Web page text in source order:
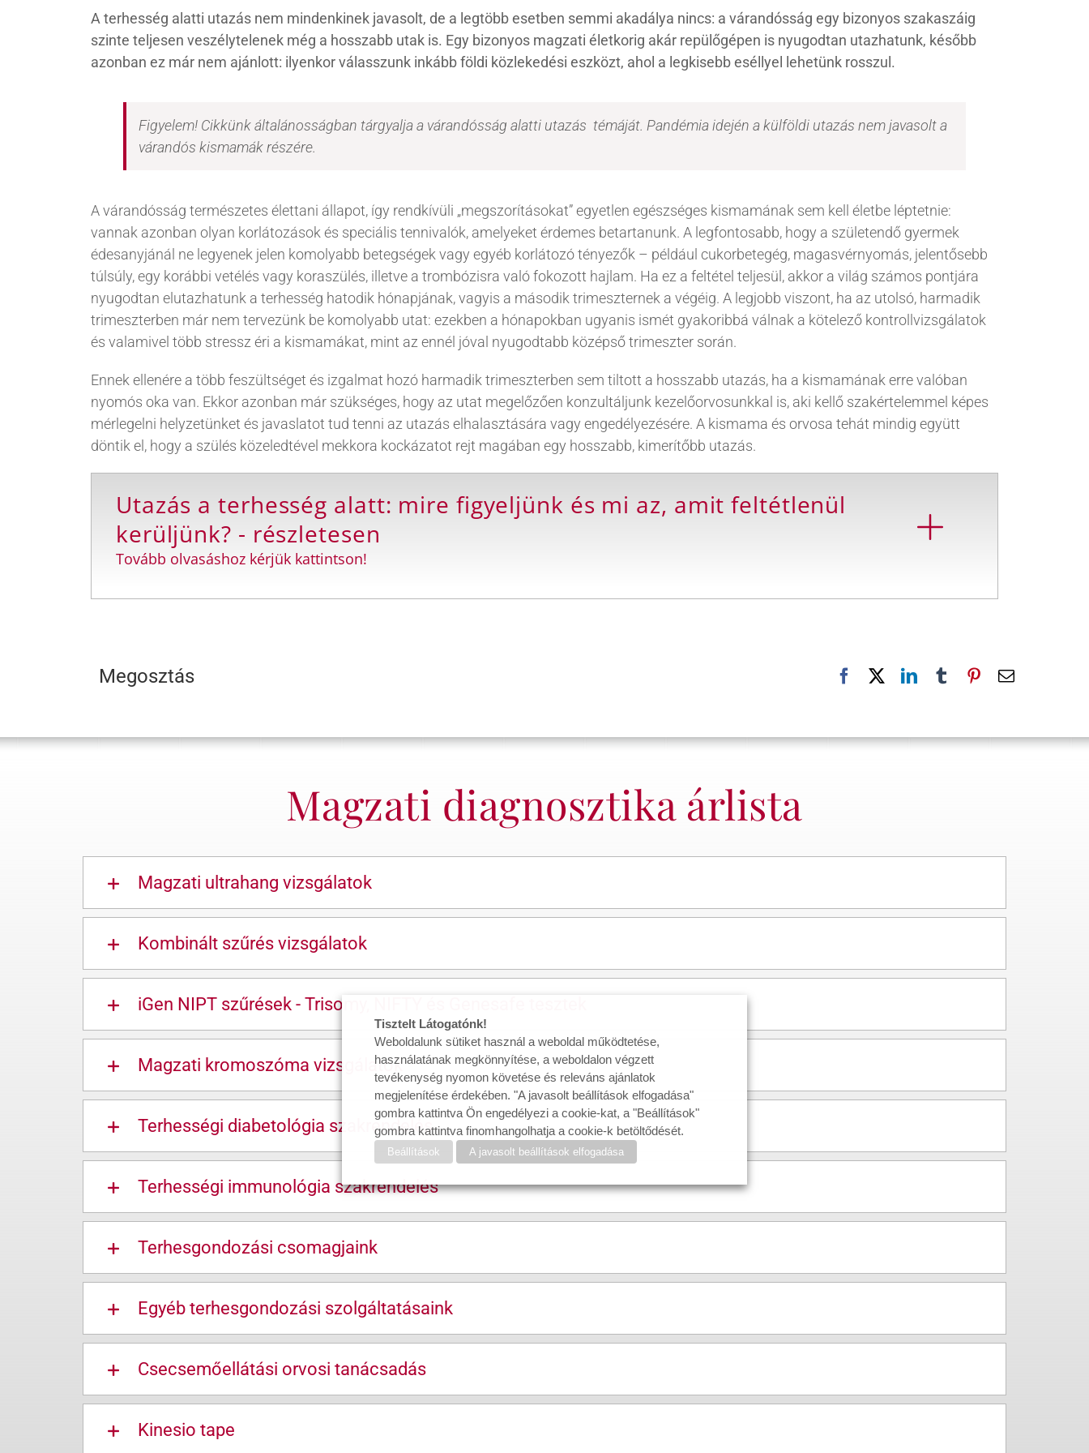
A terhesség alatti utazás nem mindenkinek javasolt, de a legtöbb esetben semmi akadálya nincs: a várandósság egy bizonyos szakaszáig
szinte teljesen veszélytelenek még a hosszabb utak is. Egy bizonyos magzati életkorig akár repülőgépen is nyugodtan utazhatunk, később
azonban ez már nem ajánlott: ilyenkor válasszunk inkább földi közlekedési eszközt, ahol a legkisebb eséllyel lehetünk rosszul.
Figyelem! Cikkünk általánosságban tárgyalja a várandósság alatti utazás témáját. Pandémia idején a külföldi utazás nem javasolt a
várandós kismamák részére.
A várandósság természetes élettani állapot, így rendkívüli „megszorításokat” egyetlen egészséges kismamának sem kell életbe léptetnie:
vannak azonban olyan korlátozások és speciális tennivalók, amelyeket érdemes betartanunk. A legfontosabb, hogy a születendő gyermek
édesanyjánál ne legyenek jelen komolyabb betegségek vagy egyéb korlátozó tényezők – például cukorbetegég, magasvérnyomás, jelentősebb
túlsúly, egy korábbi vetélés vagy koraszülés, illetve a trombózisra való fokozott hajlam. Ha ez a feltétel teljesül, akkor a világ számos pontjára
nyugodtan elutazhatunk a terhesség hatodik hónapjának, vagyis a második trimeszternek a végéig. A legjobb viszont, ha az utolsó, harmadik
trimeszterben már nem tervezünk be komolyabb utat: ezekben a hónapokban ugyanis ismét gyakoribbá válnak a kötelező kontrollvizsgálatok
és valamivel több stressz éri a kismamákat, mint az ennél jóval nyugodtabb középső trimeszter során.
Ennek ellenére a több feszültséget és izgalmat hozó harmadik trimeszterben sem tiltott a hosszabb utazás, ha a kismamának erre valóban
nyomós oka van. Ekkor azonban már szükséges, hogy az utat megelőzően konzultáljunk kezelőorvosunkkal is, aki kellő szakértelemmel képes
mérlegelni helyzetünket és javaslatot tud tenni az utazás elhalasztására vagy engedélyezésére. A kismama és orvosa tehát mindig együtt
döntik el, hogy a szülés közeledtével mekkora kockázatot rejt magában egy hosszabb, kimerítőbb utazás.
Utazás a terhesség alatt: mire figyeljünk és mi az, amit feltétlenül
kerüljünk? - részletesen
Tovább olvasáshoz kérjük kattintson!
Megosztás
Magzati diagnosztika árlista
Magzati ultrahang vizsgálatok
Kombinált szűrés vizsgálatok
iGen NIPT szűrések - Trisomy, NIFTY és Genesafe tesztek
Magzati kromoszóma vizsgálatok
Terhességi diabetológia szakrendelés
Terhességi immunológia szakrendelés
Terhesgondozási csomagjaink
Egyéb terhesgondozási szolgáltatásaink
Csecsemőellátási orvosi tanácsadás
Kinesio tape
Tisztelt Látogatónk!
Weboldalunk sütiket használ a weboldal működtetése,
használatának megkönnyítése, a weboldalon végzett
tevékenység nyomon követése és releváns ajánlatok
megjelenítése érdekében. "A javasolt beállítások elfogadása"
gombra kattintva Ön engedélyezi a cookie-kat, a "Beállítások"
gombra kattintva finomhangolhatja a cookie-k betöltődését.
Beállítások A javasolt beállítások elfogadása